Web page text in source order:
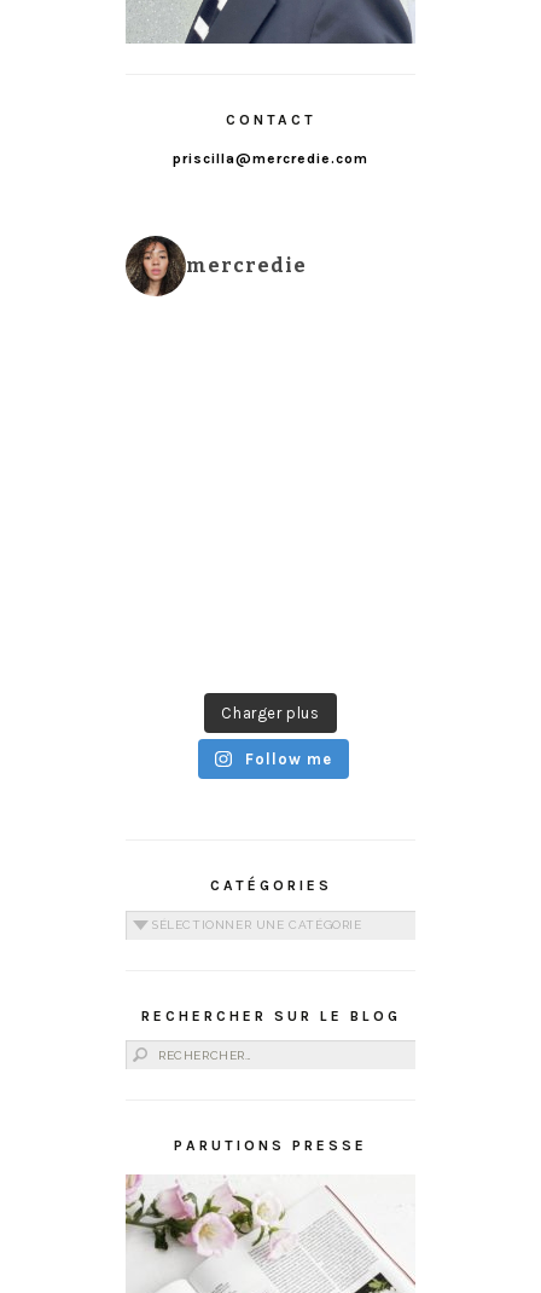
CONTACT
priscilla@mercredie.com
mercredie
Charger plus
Follow me
CATÉGORIES
Catégories
RECHERCHER SUR LE BLOG
Rechercher :
PARUTIONS PRESSE